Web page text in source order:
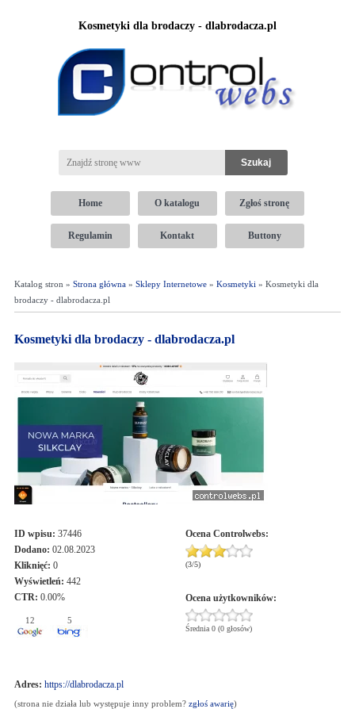
Kosmetyki dla brodaczy - dlabrodacza.pl
Home O katalogu Zgłoś stronę
Regulamin Kontakt Buttony
Katalog stron » Strona główna» Sklepy Internetowe» Kosmetyki » Kosmetyki dla
brodaczy - dlabrodacza.pl
Kosmetyki dla brodaczy - dlabrodacza.pl
ID wpisu: 37446
Dodano: 02.08.2023
Kliknięć: 0
Wyświetleń: 442
CTR: 0.00%
12 5
Ocena Controlwebs:
(3/5)
Ocena użytkowników:
Średnia 0 (0 głosów)
Adres: https://dlabrodacza.pl
(strona nie działa lub występuje inny problem? zgłoś awarię)